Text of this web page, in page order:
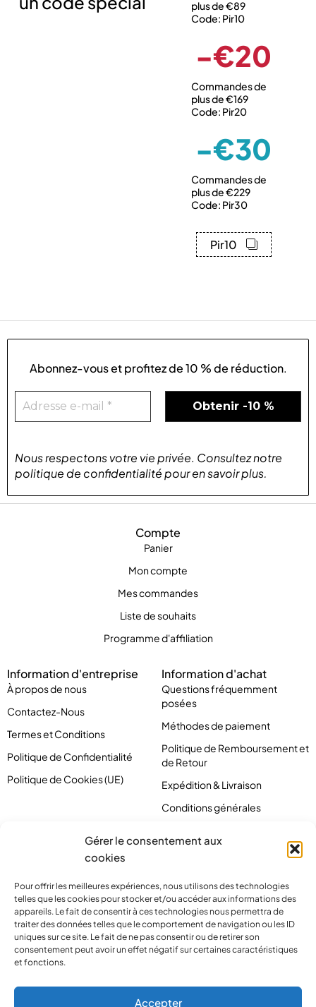
Gérer le consentement aux
cookies
Pour offrir les meilleures expériences, nous utilisons des technologies
telles que les cookies pour stocker et/ou accéder aux informations des
appareils. Le fait de consentir à ces technologies nous permettra de
traiter des données telles que le comportement de navigation ou les ID
uniques sur ce site. Le fait de ne pas consentir ou de retirer son
consentement peut avoir un effet négatif sur certaines caractéristiques
et fonctions.
Accepter
plus de €89
Code: Pir10
-€20
Commandes de
plus de €169
Code: Pir20
-€30
Commandes de
plus de €229
Code: Pir30
Pir10
contact@pirlove.com
Compte
Panier
Mon compte
Mes commandes
Liste de souhaits
Programme d'affiliation
Information d'entreprise
À propos de nous
Contactez-Nous
Termes et Conditions
Politique de Confidentialité
Politique de Cookies (UE)
Information d'achat
Questions fréquemment
posées
Méthodes de paiement
Politique de Remboursement et
de Retour
Expédition & Livraison
Conditions générales
Abonnez-vous et profitez de10 % de réduction.
Nous respectons votre vie privée. Consultez notre
politique de confidentialitépouren savoir plus.